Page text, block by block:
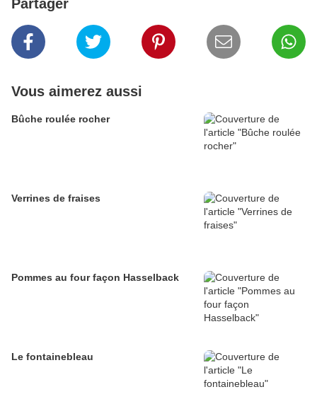
Partager
Vous aimerez aussi
Bûche roulée rocher
Verrines de fraises
Pommes au four façon Hasselback
Le fontainebleau